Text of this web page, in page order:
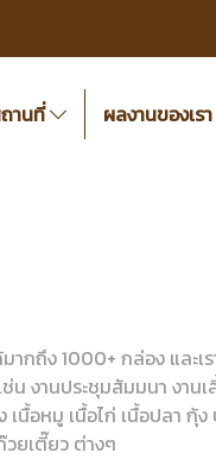
านที่ ผลงานของเรา
กถึง 1000+ กล่อง และ
น งานประชุมสัมมนา ง
อหมู เนื้อไก่ เนื้อปลา
ยเตี๊ยว ต่างๆ